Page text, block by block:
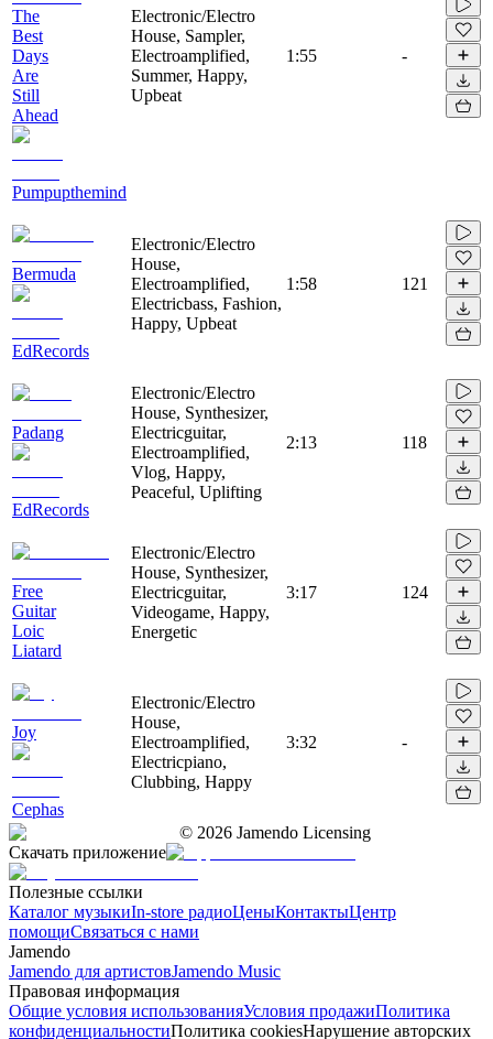
The
Best
Days
Are
Still
Ahead
Pumpupthemind
Electronic/Electro
House, Sampler,
Electroamplified,
Summer, Happy,
Upbeat
1:55 -
Bermuda
EdRecords
Electronic/Electro
House,
Electroamplified,
Electricbass, Fashion,
Happy, Upbeat
1:58 121
Padang
EdRecords
Electronic/Electro
House, Synthesizer,
Electricguitar,
Electroamplified,
Vlog, Happy,
Peaceful, Uplifting
2:13 118
Free
Guitar
Loic
Liatard
Electronic/Electro
House, Synthesizer,
Electricguitar,
Videogame, Happy,
Energetic
3:17 124
Joy
Cephas
Electronic/Electro
House,
Electroamplified,
Electricpiano,
Clubbing, Happy
3:32 -
© 2026 Jamendo Licensing
Скачать приложение
Полезные ссылки
Каталог музыкиIn-store радиоЦеныКонтактыЦентр
помощиСвязаться с нами
Jamendo
Jamendo для артистовJamendo Music
Правовая информация
Общие условия использованияУсловия продажиПолитика
конфиденциальностиПолитика cookiesНарушение авторских